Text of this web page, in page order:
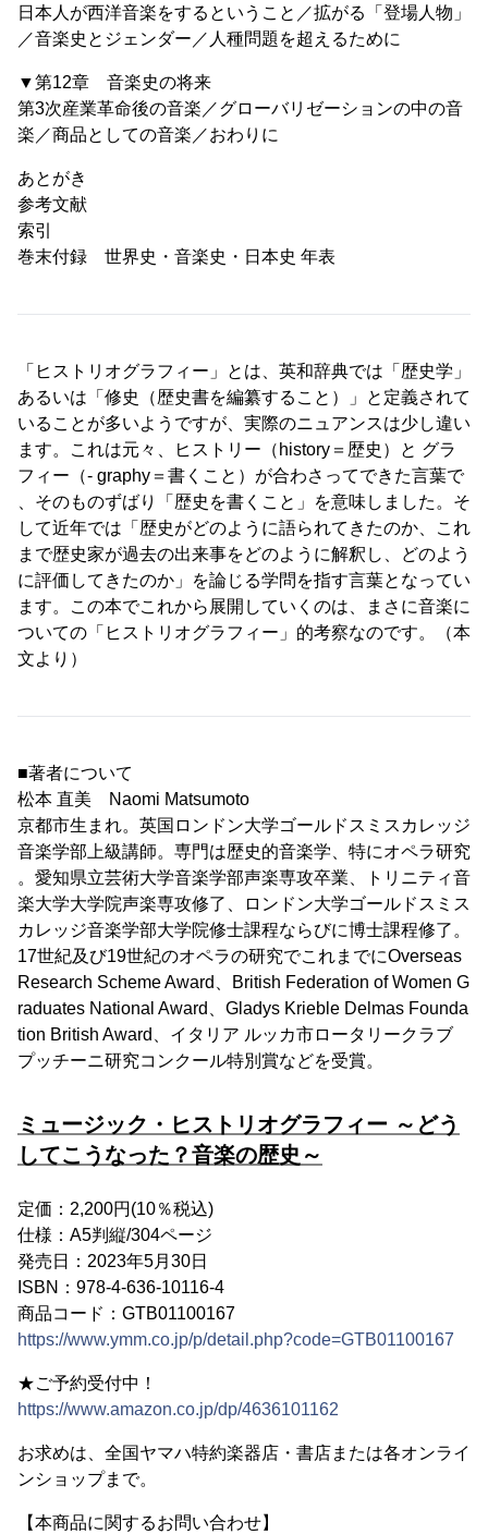
日本人が西洋音楽をするということ／拡がる「登場人物」
／音楽史とジェンダー／人種問題を超えるために
▼第12章 音楽史の将来
第3次産業革命後の音楽／グローバリゼーションの中の音
楽／商品としての音楽／おわりに
あとがき
参考文献
索引
巻末付録 世界史・音楽史・日本史 年表
「ヒストリオグラフィー」とは、英和辞典では「歴史学」
あるいは「修史（歴史書を編纂すること）」と定義されて
いることが多いようですが、実際のニュアンスは少し違い
ます。これは元々、ヒストリー（history＝歴史）と グラ
フィー（- graphy＝書くこと）が合わさってできた言葉で
、そのものずばり「歴史を書くこと」を意味しました。そ
して近年では「歴史がどのように語られてきたのか、これ
まで歴史家が過去の出来事をどのように解釈し、どのよう
に評価してきたのか」を論じる学問を指す言葉となってい
ます。この本でこれから展開していくのは、まさに音楽に
ついての「ヒストリオグラフィー」的考察なのです。（本
文より）
■著者について
松本 直美 Naomi Matsumoto
京都市生まれ。英国ロンドン大学ゴールドスミスカレッジ
音楽学部上級講師。専門は歴史的音楽学、特にオペラ研究
。愛知県立芸術大学音楽学部声楽専攻卒業、トリニティ音
楽大学大学院声楽専攻修了、ロンドン大学ゴールドスミス
カレッジ音楽学部大学院修士課程ならびに博士課程修了。
17世紀及び19世紀のオペラの研究でこれまでにOverseas
Research Scheme Award、British Federation of Women G
raduates National Award、Gladys Krieble Delmas Founda
tion British Award、イタリア ルッカ市ロータリークラブ
プッチーニ研究コンクール特別賞などを受賞。
ミュージック・ヒストリオグラフィー ～どう
してこうなった？音楽の歴史～
定価：2,200円(10％税込)
仕様：A5判縦/304ページ
発売日：2023年5月30日
ISBN：978-4-636-10116-4
商品コード：GTB01100167
https://www.ymm.co.jp/p/detail.php?code=GTB01100167
★ご予約受付中！
https://www.amazon.co.jp/dp/4636101162
お求めは、全国ヤマハ特約楽器店・書店または各オンライ
ンショップまで。
【本商品に関するお問い合わせ】